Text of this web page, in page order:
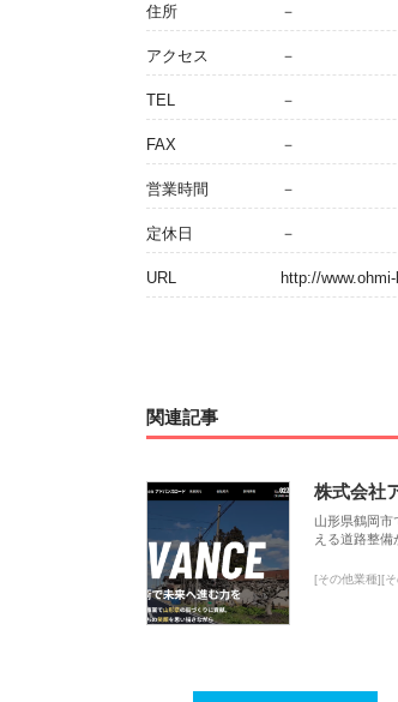
住所 －
アクセス －
TEL －
FAX －
営業時間 －
定休日 －
URL http://
関連記事
株式会社
山形県鶴岡
える道路整
[その他業種][